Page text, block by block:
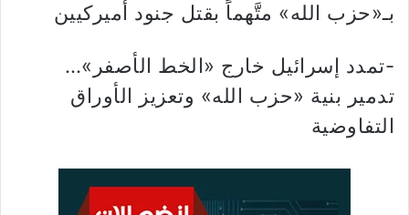
بـ«حزب الله» متَّهماً بقتل جنود أميركيين
-تمدد إسرائيل خارج «الخط الأصفر»…
تدمير بنية «حزب الله» وتعزيز الأوراق
التفاوضية